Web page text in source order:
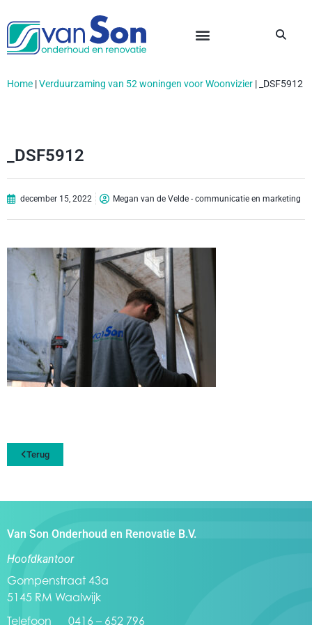
Home |Verduurzaming van 52 woningen voor Woonvizier | _DSF5912
_DSF5912
december 15, 2022 Megan van de Velde - communicatie en marketing
Terug
Van Son Onderhoud en Renovatie B.V.
Hoofdkantoor
Gompenstraat 43a
5145 RM Waalwijk
Telefoon 0416 – 652 796